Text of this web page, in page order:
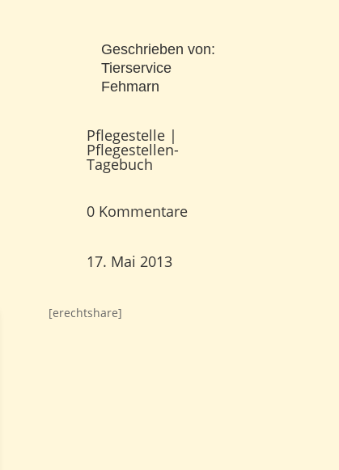
Geschrieben von:
Tierservice
Fehmarn
Pflegestelle |
Pflegestellen-
Tagebuch
0 Kommentare
17. Mai 2013
[erechtshare]